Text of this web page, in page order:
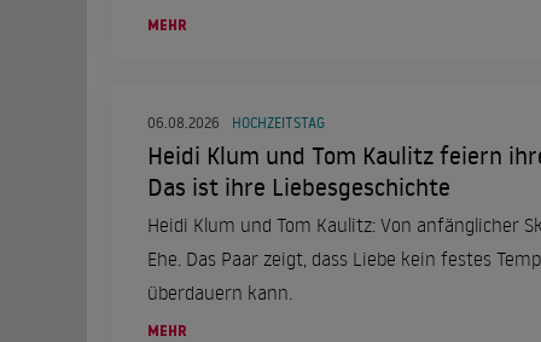
MEHR
06.08.2026 HOCHZEITSTAG
Heidi Klum und Tom Kaulitz feiern
Das ist ihre Liebesgeschichte
Heidi Klum und Tom Kaulitz: Von anfänglicher
Ehe. Das Paar zeigt, dass Liebe kein festes
überdauern kann.
MEHR